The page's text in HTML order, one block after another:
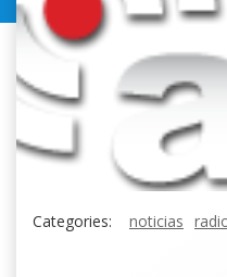
Categories: noticias